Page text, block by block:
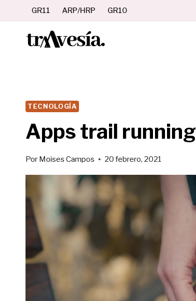
contenido
GR11 ARP/HRP GR10
TECNOLOGÍA
Apps trail running
Por Moises Campos 20 febrero, 2021